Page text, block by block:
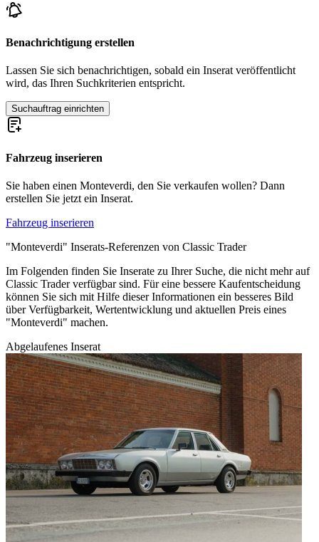
Benachrichtigung erstellen
Lassen Sie sich benachrichtigen, sobald ein Inserat veröffentlicht
wird, das Ihren Suchkriterien entspricht.
Suchauftrag einrichten
Fahrzeug inserieren
Sie haben einen Monteverdi, den Sie verkaufen wollen? Dann
erstellen Sie jetzt ein Inserat.
Fahrzeug inserieren
"Monteverdi" Inserats-Referenzen von Classic Trader
Im Folgenden finden Sie Inserate zu Ihrer Suche, die nicht mehr auf
Classic Trader verfügbar sind. Für eine bessere Kaufentscheidung
können Sie sich mit Hilfe dieser Informationen ein besseres Bild
über Verfügbarkeit, Wertentwicklung und aktuellen Preis eines
"Monteverdi" machen.
Abgelaufenes Inserat